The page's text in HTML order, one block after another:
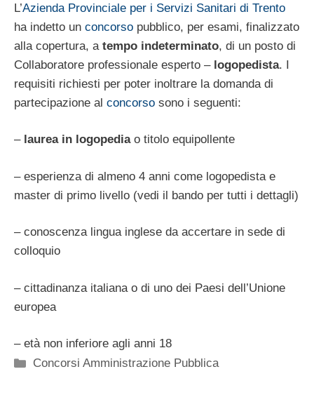
L’Azienda Provinciale per i Servizi Sanitari di Trento
ha indetto un concorso pubblico, per esami, finalizzato
alla copertura, a tempo indeterminato, di un posto di
Collaboratore professionale esperto – logopedista. I
requisiti richiesti per poter inoltrare la domanda di
partecipazione al concorso sono i seguenti:
– laurea in logopediao titolo equipollente
– esperienza di almeno 4 anni come logopedista e
master di primo livello (vedi il bando per tutti i dettagli)
– conoscenza lingua inglese da accertare in sede di
colloquio
– cittadinanza italiana o di uno dei Paesi dell’Unione
europea
– età non inferiore agli anni 18
Categorie
Concorsi Amministrazione Pubblica